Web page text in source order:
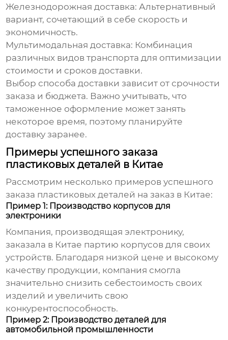
Железнодорожная доставка: Альтернативный
вариант, сочетающий в себе скорость и
экономичность.
Мультимодальная доставка: Комбинация
различных видов транспорта для оптимизации
стоимости и сроков доставки.
Выбор способа доставки зависит от срочности
заказа и бюджета. Важно учитывать, что
таможенное оформление может занять
некоторое время, поэтому планируйте
доставку заранее.
Примеры успешного заказа
пластиковых деталей в Китае
Рассмотрим несколько примеров успешного
заказа пластиковых деталей на заказ в Китае:
Пример 1: Производство корпусов для
электроники
Компания, производящая электронику,
заказала в Китае партию корпусов для своих
устройств. Благодаря низкой цене и высокому
качеству продукции, компания смогла
значительно снизить себестоимость своих
изделий и увеличить свою
конкурентоспособность.
Пример 2: Производство деталей для
автомобильной промышленности